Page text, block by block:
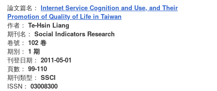
論文篇名： Internet Service Cognition and Use, and Their
Promotion of Quality of Life in Taiwan
作者： Te-Hsin Liang
期刊名： Social Indicators Research
卷號： 102 卷
期別： 1 期
刊登日期： 2011-05-01
頁數： 99-110
期刊類型： SSCI
ISSN： 03008300